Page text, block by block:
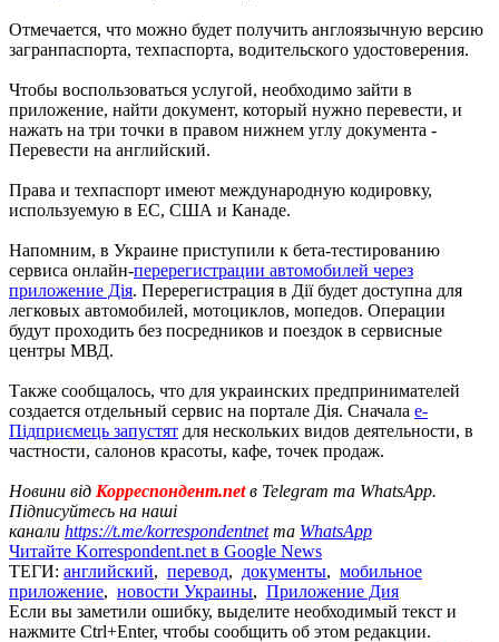
Отмечается, что можно будет получить англоязычную версию
загранпаспорта, техпаспорта, водительского удостоверения.
Чтобы воспользоваться услугой, необходимо зайти в
приложение, найти документ, который нужно перевести, и
нажать на три точки в правом нижнем углу документа -
Перевести на английский.
Права и техпаспорт имеют международную кодировку,
используемую в ЕС, США и Канаде.
Напомним, в Украине приступили к бета-тестированию
сервиса онлайн-перерегистрации автомобилей через
приложение Дія. Перерегистрация в Дії будет доступна для
легковых автомобилей, мотоциклов, мопедов. Операции
будут проходить без посредников и поездок в сервисные
центры МВД.
Также сообщалось, что для украинских предпринимателей
создается отдельный сервис на портале Дія. Сначала е-
Підприємець запустят для нескольких видов деятельности, в
частности, салонов красоты, кафе, точек продаж.
Новини від Корреспондент.netв Telegram та WhatsApp.
Підписуйтесь на наші
канали https://t.me/korrespondentnetта WhatsApp
Читайте Korrespondent.net в Google News
ТЕГИ: английский, перевод, документы, мобильное
приложение, новости Украины, Приложение Дия
Если вы заметили ошибку, выделите необходимый текст и
нажмите Ctrl+Enter, чтобы сообщить об этом редакции.